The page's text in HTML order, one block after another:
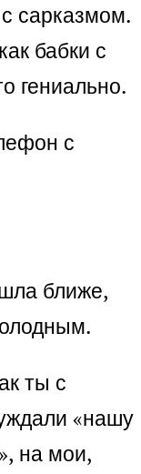
сарказмом.
бабки с
гениально.
с
ближе,
ты с
«нашу
на мои,